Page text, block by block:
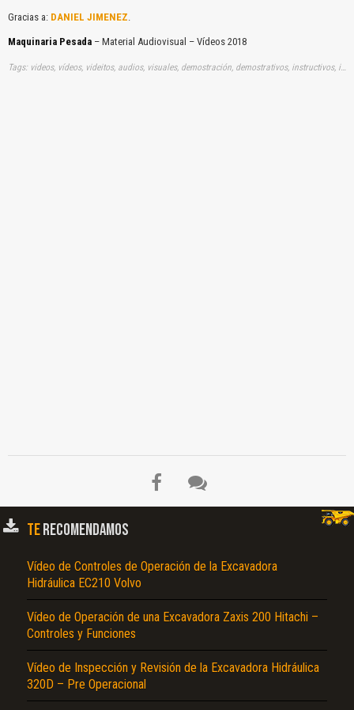
Gracias a: DANIEL JIMENEZ.
Maquinaria Pesada – Material Audiovisual – Vídeos 2018
Tags: videos, vídeos, videitos, audios, visuales, demostración, demostrativos, instructivos, instrucción, audiovisuales, gratuito, gratis, operaciones, excavadoras, hidraulicas, volvos, inspecciones, revisiones, diarias, puntos, apoyos, cabinas, operadores, reconocimientos, controles, panel, instrumentos, niveles, sistemas, hidraulicos, filtros, cucharones, fugas, seguridades, excavaciones, youtube
TERECOMENDAMOS
Vídeo de Controles de Operación de la Excavadora
Hidráulica EC210 Volvo
Vídeo de Operación de una Excavadora Zaxis 200 Hitachi –
Controles y Funciones
Vídeo de Inspección y Revisión de la Excavadora Hidráulica
320D – Pre Operacional